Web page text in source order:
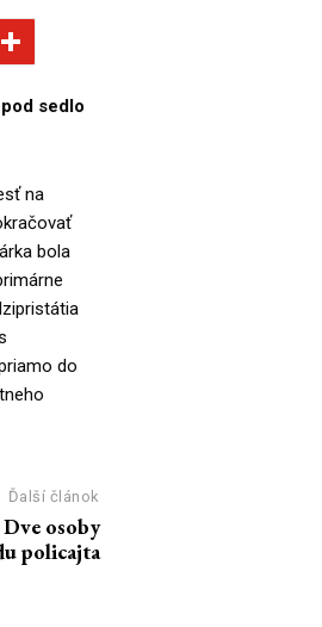
sedlo
na
bola
do
Ďalší článok
osoby
policajta